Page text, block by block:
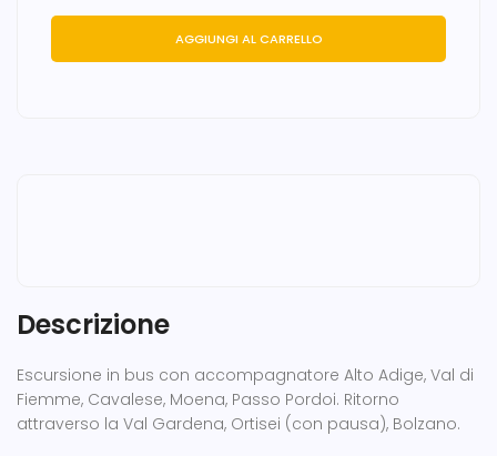
Descrizione
Escursione in bus con accompagnatore Alto Adige, Val di
Fiemme, Cavalese, Moena, Passo Pordoi. Ritorno
attraverso la Val Gardena, Ortisei (con pausa), Bolzano.